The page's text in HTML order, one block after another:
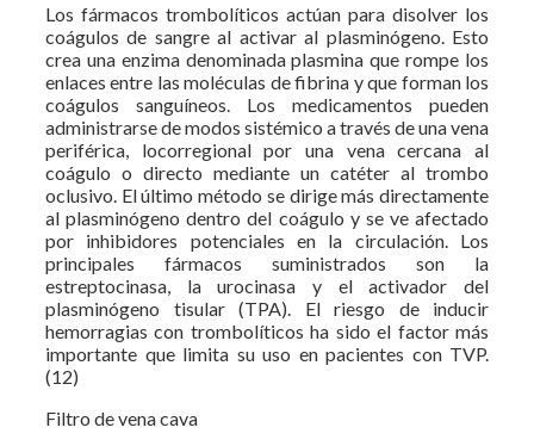
Los fármacos trombolíticos actúan para disolver los
coágulos de sangre al activar al plasminógeno. Esto
crea una enzima denominada plasmina que rompe los
enlaces entre las moléculas de fibrina y que forman los
coágulos sanguíneos. Los medicamentos pueden
administrarse de modos sistémico a través de una vena
periférica, locorregional por una vena cercana al
coágulo o directo mediante un catéter al trombo
oclusivo. El último método se dirige más directamente
al plasminógeno dentro del coágulo y se ve afectado
por inhibidores potenciales en la circulación. Los
principales fármacos suministrados son la
estreptocinasa, la urocinasa y el activador del
plasminógeno tisular (TPA). El riesgo de inducir
hemorragias con trombolíticos ha sido el factor más
importante que limita su uso en pacientes con TVP.
(12)
Filtro de vena cava